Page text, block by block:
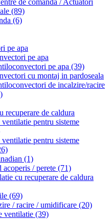
de comanda / Actuatori
(89)
(6)
pe apa
pe apa
pe apa (39)
cu montaj in pardoseala
de incalzire/racire
recuperare de caldura
pentru sisteme
pentru sisteme
(1)
/ perete (71)
cu recuperare de caldura
(69)
/ racire / umidificare (20)
ventilatie (39)